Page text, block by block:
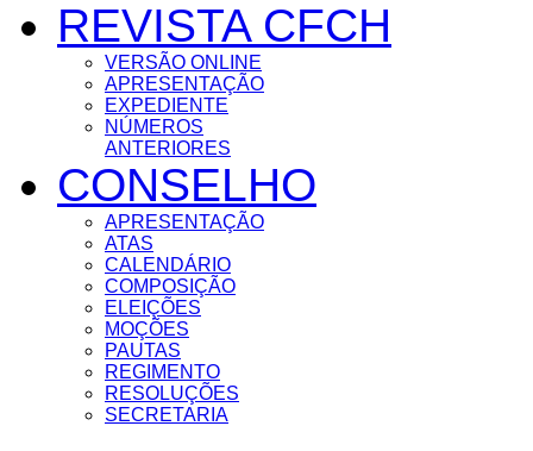
REVISTA CFCH
VERSÃO ONLINE
APRESENTAÇÃO
EXPEDIENTE
NÚMEROS
ANTERIORES
CONSELHO
APRESENTAÇÃO
ATAS
CALENDÁRIO
COMPOSIÇÃO
ELEIÇÕES
MOÇÕES
PAUTAS
REGIMENTO
RESOLUÇÕES
SECRETARIA